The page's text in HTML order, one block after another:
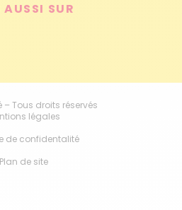
AUSSI SUR
– Tous droits réservés
légales
de confidentalité
Plan de site